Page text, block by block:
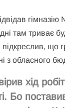
там триває
підкреслив, що
з обласного
хід
Бо